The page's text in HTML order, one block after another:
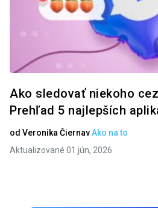
Ako sledovať niekoho
Prehľad 5 najlepších
od Veronika ČiernavAko na to
Aktualizované 01 jún, 2026